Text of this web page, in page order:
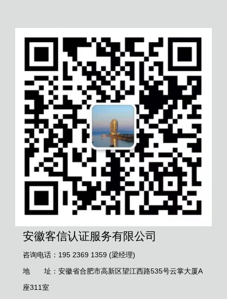
安徽客信认证服务有限公司
咨询电话：195 2369 1359 (梁经理)
地 址：安徽省合肥市高新区望江西路535号云掌大厦A
座311室